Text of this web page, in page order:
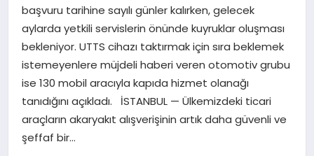
EĞITIM
MAGAZIN
YAŞAM
başvuru tarihine sayılı günler kalırken, gelecek
aylarda yetkili servislerin önünde kuyruklar oluşması
bekleniyor. UTTS cihazı taktırmak için sıra beklemek
istemeyenlere müjdeli haberi veren otomotiv grubu
ise 130 mobil aracıyla kapıda hizmet olanağı
tanıdığını açıkladı. İSTANBUL — Ülkemizdeki ticari
araçların akaryakıt alışverişinin artık daha güvenli ve
şeffaf bir…